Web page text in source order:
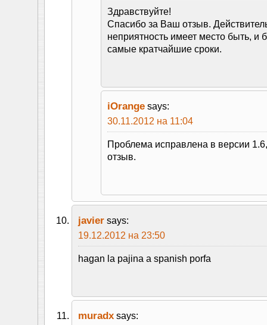
Здравствуйте!
Спасибо за Ваш отзыв.
неприятность имеет место быть, и
самые кратчайшие сроки.
iOrange says:
30.11.2012 на 11:04
Проблема исправлена в версии
отзыв.
javier says:
19.12.2012 на 23:50
hagan la pajina a spanish porfa
muradx says: